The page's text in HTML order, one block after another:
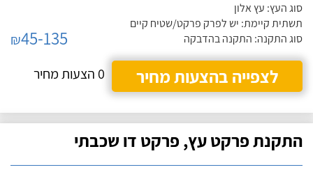
סוג העץ: עץ אלון
תשתית קיימת: יש לפרק פרקט/שטיח קיים
סוג התקנה: התקנה בהדבקה
₪45-135
לצפייה בהצעות מחיר
0 הצעות מחיר
התקנת פרקט עץ, פרקט דו שכבתי